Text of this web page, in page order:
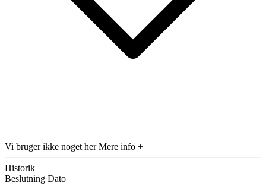
Vi bruger ikke noget herMere info +
Historik
Beslutning Dato